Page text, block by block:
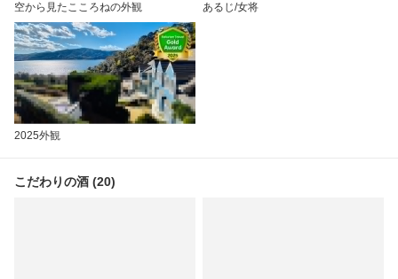
空から見たこころねの外観 あるじ/女将
2025外観
こだわりの酒 (20)